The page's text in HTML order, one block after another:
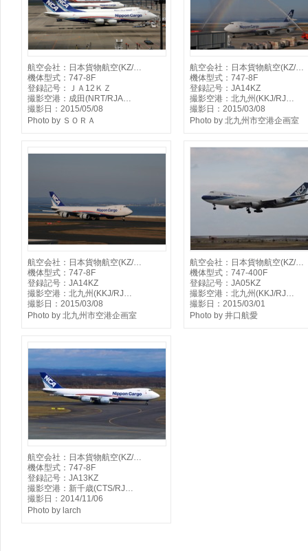
航空会社：日本貨物航空(KZ/…
機体型式：747-8F
登録記号：ＪＡ12ＫＺ
撮影空港：成田(NRT/RJA…
撮影日：2015/05/08
Photo by ＳＯＲＡ
航空会社：日本貨物航空(KZ/…
機体型式：747-8F
登録記号：JA14KZ
撮影空港：北九州(KKJ/RJ…
撮影日：2015/03/08
Photo by 北九州市空港企画室
航空会社：日本貨物航空(KZ/…
機体型式：747-8F
登録記号：JA14KZ
撮影空港：北九州(KKJ/RJ…
撮影日：2015/03/08
Photo by 北九州市空港企画室
航空会社：日本貨物航空(KZ/…
機体型式：747-400F
登録記号：JA05KZ
撮影空港：北九州(KKJ/RJ…
撮影日：2015/03/01
Photo by 井口航愛
航空会社：日本貨物航空(KZ/…
機体型式：747-8F
登録記号：JA13KZ
撮影空港：新千歳(CTS/RJ…
撮影日：2014/11/06
Photo by larch